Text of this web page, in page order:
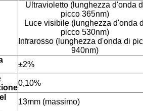
Ultravioletto (lunghezza d'onda
picco 365nm)
Luce visibile (lunghezza d'onda
picco 530nm)
Infrarosso (lunghezza d'onda di
940nm)
±2%
0,10%
13mm (massimo)